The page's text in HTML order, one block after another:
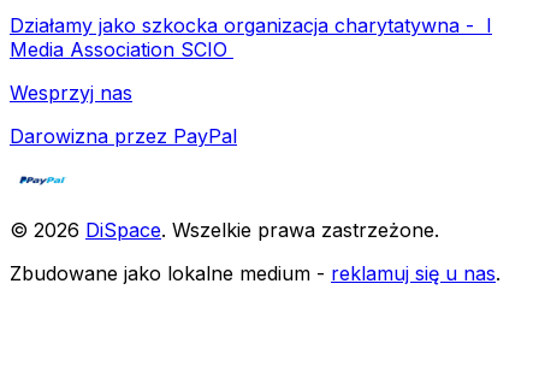
Działamy jako szkocka organizacja charytatywna - I
Media Association SCIO
Wesprzyj nas
Darowizna przez PayPal
© 2026 DiSpace. Wszelkie prawa zastrzeżone.
Zbudowane jako lokalne medium - reklamuj się u nas.